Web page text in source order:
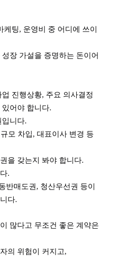
팅, 운영비 중 어디에 쓰이
장 가설을 증명하는 돈이어
진행상황, 주요 의사결정
어야 합니다.
니다.
모 차입, 대표이사 변경 등
을 갖는지 봐야 합니다.
.
반매도권, 청산우선권 등이
다.
많다고 무조건 좋은 계약은
의 위험이 커지고,